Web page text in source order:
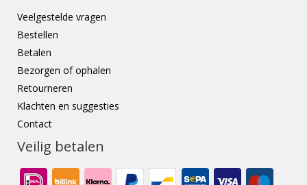
Veelgestelde vragen
Bestellen
Betalen
Bezorgen of ophalen
Retourneren
Klachten en suggesties
Contact
Veilig betalen